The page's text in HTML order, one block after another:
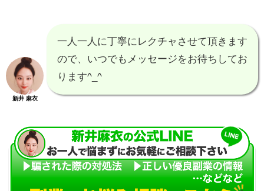
新井 麻衣
一人一人に丁寧にレクチャさせて頂きます
ので、いつでもメッセージをお待ちしてお
ります^_^